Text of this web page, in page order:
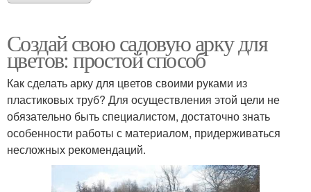
Создай свою садовую арку для
цветов: простой способ
Как сделать арку для цветов своими руками из
пластиковых труб? Для осуществления этой цели не
обязательно быть специалистом, достаточно знать
особенности работы с материалом, придерживаться
несложных рекомендаций.